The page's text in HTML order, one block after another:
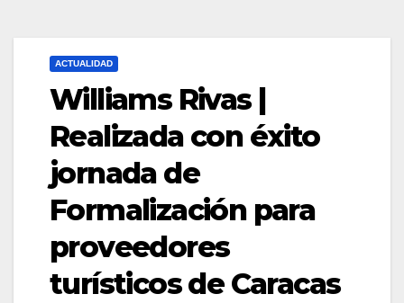
ACTUALIDAD
Williams Rivas |
Realizada con éxito
jornada de
Formalización para
proveedores
turísticos de Caracas